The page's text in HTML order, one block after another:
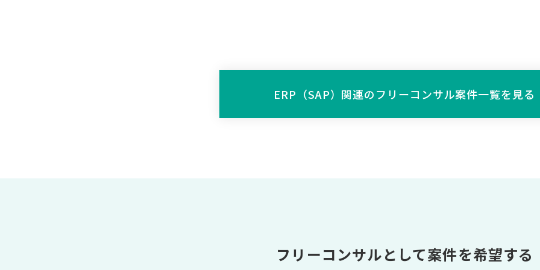
ERP（SAP）関連のフリーコンサル案件一覧を見る
フリーコンサルとして案件を希望する